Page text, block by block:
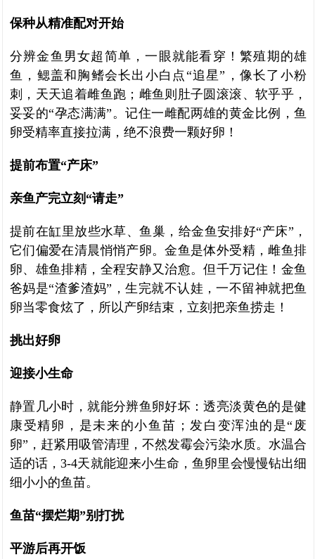
保种从精准配对开始
分辨金鱼男女超简单，一眼就能看穿！繁殖期的雄
鱼，鳃盖和胸鳍会长出小白点“追星”，像长了小粉
刺，天天追着雌鱼跑；雌鱼则肚子圆滚滚、软乎乎，
妥妥的“孕态满满”。记住一雌配两雄的黄金比例，鱼
卵受精率直接拉满，绝不浪费一颗好卵！
提前布置“产床”
亲鱼产完立刻“请走”
提前在缸里放些水草、鱼巢，给金鱼安排好“产床”，
它们偏爱在清晨悄悄产卵。金鱼是体外受精，雌鱼排
卵、雄鱼排精，全程安静又治愈。但千万记住！金鱼
爸妈是“渣爹渣妈”，生完就不认娃，一不留神就把鱼
卵当零食炫了，所以产卵结束，立刻把亲鱼捞走！
挑出好卵
迎接小生命
静置几小时，就能分辨鱼卵好坏：透亮淡黄色的是健
康受精卵，是未来的小鱼苗；发白变浑浊的是“废
卵”，赶紧用吸管清理，不然发霉会污染水质。水温合
适的话，3-4天就能迎来小生命，鱼卵里会慢慢钻出细
细小小的鱼苗。
鱼苗“摆烂期”别打扰
平游后再开饭